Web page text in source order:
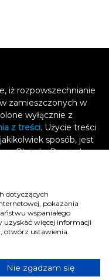
iż rozpowszechnianie
zamieszczonych w
wyłącznie z
z treści. Użycie treści
sposób, jest
Plejada. Dowiedz
prawa i grozi
dotyczących
pokazania
wspaniałego
uzyskać więcej informacji
otwórz ustawienia.
Nie zgadzam się